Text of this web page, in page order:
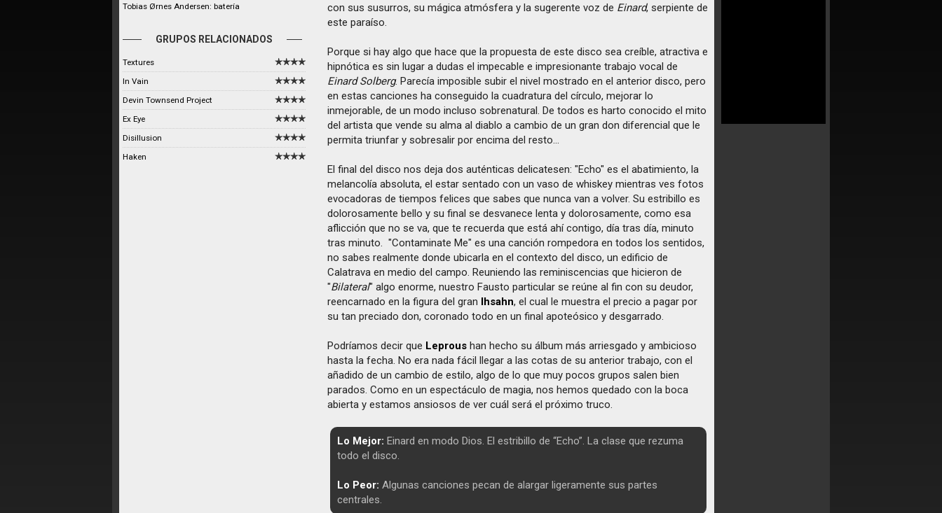
Tobias Ørnes Andersen: batería
GRUPOS RELACIONADOS
Textures
In Vain
Devin Townsend Project
Ex Eye
Disillusion
Haken
con sus susurros, su mágica atmósfera y la sugerente voz de Einard, serpiente de
este paraíso.
Porque si hay algo que hace que la propuesta de este disco sea creíble, atractiva e
hipnótica es sin lugar a dudas el impecable e impresionante trabajo vocal de
Einard Solberg. Parecía imposible subir el nivel mostrado en el anterior disco, pero
en estas canciones ha conseguido la cuadratura del círculo, mejorar lo
inmejorable, de un modo incluso sobrenatural. De todos es harto conocido el mito
del artista que vende su alma al diablo a cambio de un gran don diferencial que le
permita triunfar y sobresalir por encima del resto…
El final del disco nos deja dos auténticas delicatesen: "Echo" es el abatimiento, la
melancolía absoluta, el estar sentado con un vaso de whiskey mientras ves fotos
evocadoras de tiempos felices que sabes que nunca van a volver. Su estribillo es
dolorosamente bello y su final se desvanece lenta y dolorosamente, como esa
aflicción que no se va, que te recuerda que está ahí contigo, día tras día, minuto
tras minuto. "Contaminate Me" es una canción rompedora en todos los sentidos,
no sabes realmente donde ubicarla en el contexto del disco, un edificio de
Calatrava en medio del campo. Reuniendo las reminiscencias que hicieron de
"Bilateral" algo enorme, nuestro Fausto particular se reúne al fin con su deudor,
reencarnado en la figura del gran Ihsahn, el cual le muestra el precio a pagar por
su tan preciado don, coronado todo en un final apoteósico y desgarrado.
Podríamos decir que Leprous han hecho su álbum más arriesgado y ambicioso
hasta la fecha. No era nada fácil llegar a las cotas de su anterior trabajo, con el
añadido de un cambio de estilo, algo de lo que muy pocos grupos salen bien
parados. Como en un espectáculo de magia, nos hemos quedado con la boca
abierta y estamos ansiosos de ver cuál será el próximo truco.
Lo Mejor: Einard en modo Dios. El estribillo de “Echo”. La clase que rezuma
todo el disco.
Lo Peor: Algunas canciones pecan de alargar ligeramente sus partes
centrales.